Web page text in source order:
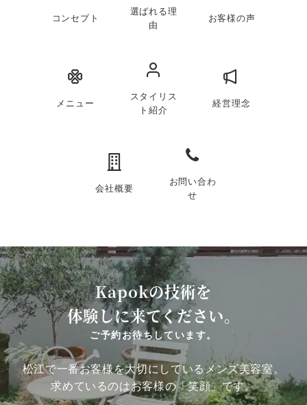
コンセプト
選ばれる理
由
お客様の声
メニュー
スタイリス
ト紹介
経営理念
会社概要
お問い合わ
せ
Kapokの技術を
体験しに来てください。
ご予約お待ちしています。
松江で一番お客様を大切にしているメンズ美容室。
求めているのはお客様の「笑顔」です。